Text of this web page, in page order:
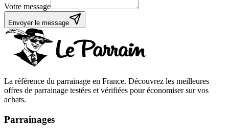
Votre message
Envoyer le message
La référence du parrainage en France. Découvrez les meilleures
offres de parrainage testées et vérifiées pour économiser sur vos
achats.
Parrainages